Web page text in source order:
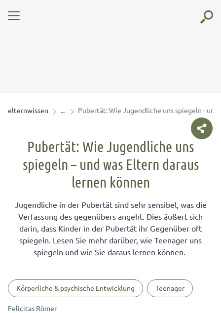
elternwissen Pubertät: Wie Jugendliche uns spiegeln -
Pubertät: Wie Jugendliche uns
spiegeln – und was Eltern daraus
lernen können
Jugendliche in der Pubertät sind sehr sensibel, was die
Verfassung des gegenübers angeht. Dies äußert sich
darin, dass Kinder in der Pubertät ihr Gegenüber oft
spiegeln. Lesen Sie mehr darüber, wie Teenager uns
spiegeln und wie Sie daraus lernen können.
Körperliche & psychische Entwicklung Teenager
Felicitas Römer